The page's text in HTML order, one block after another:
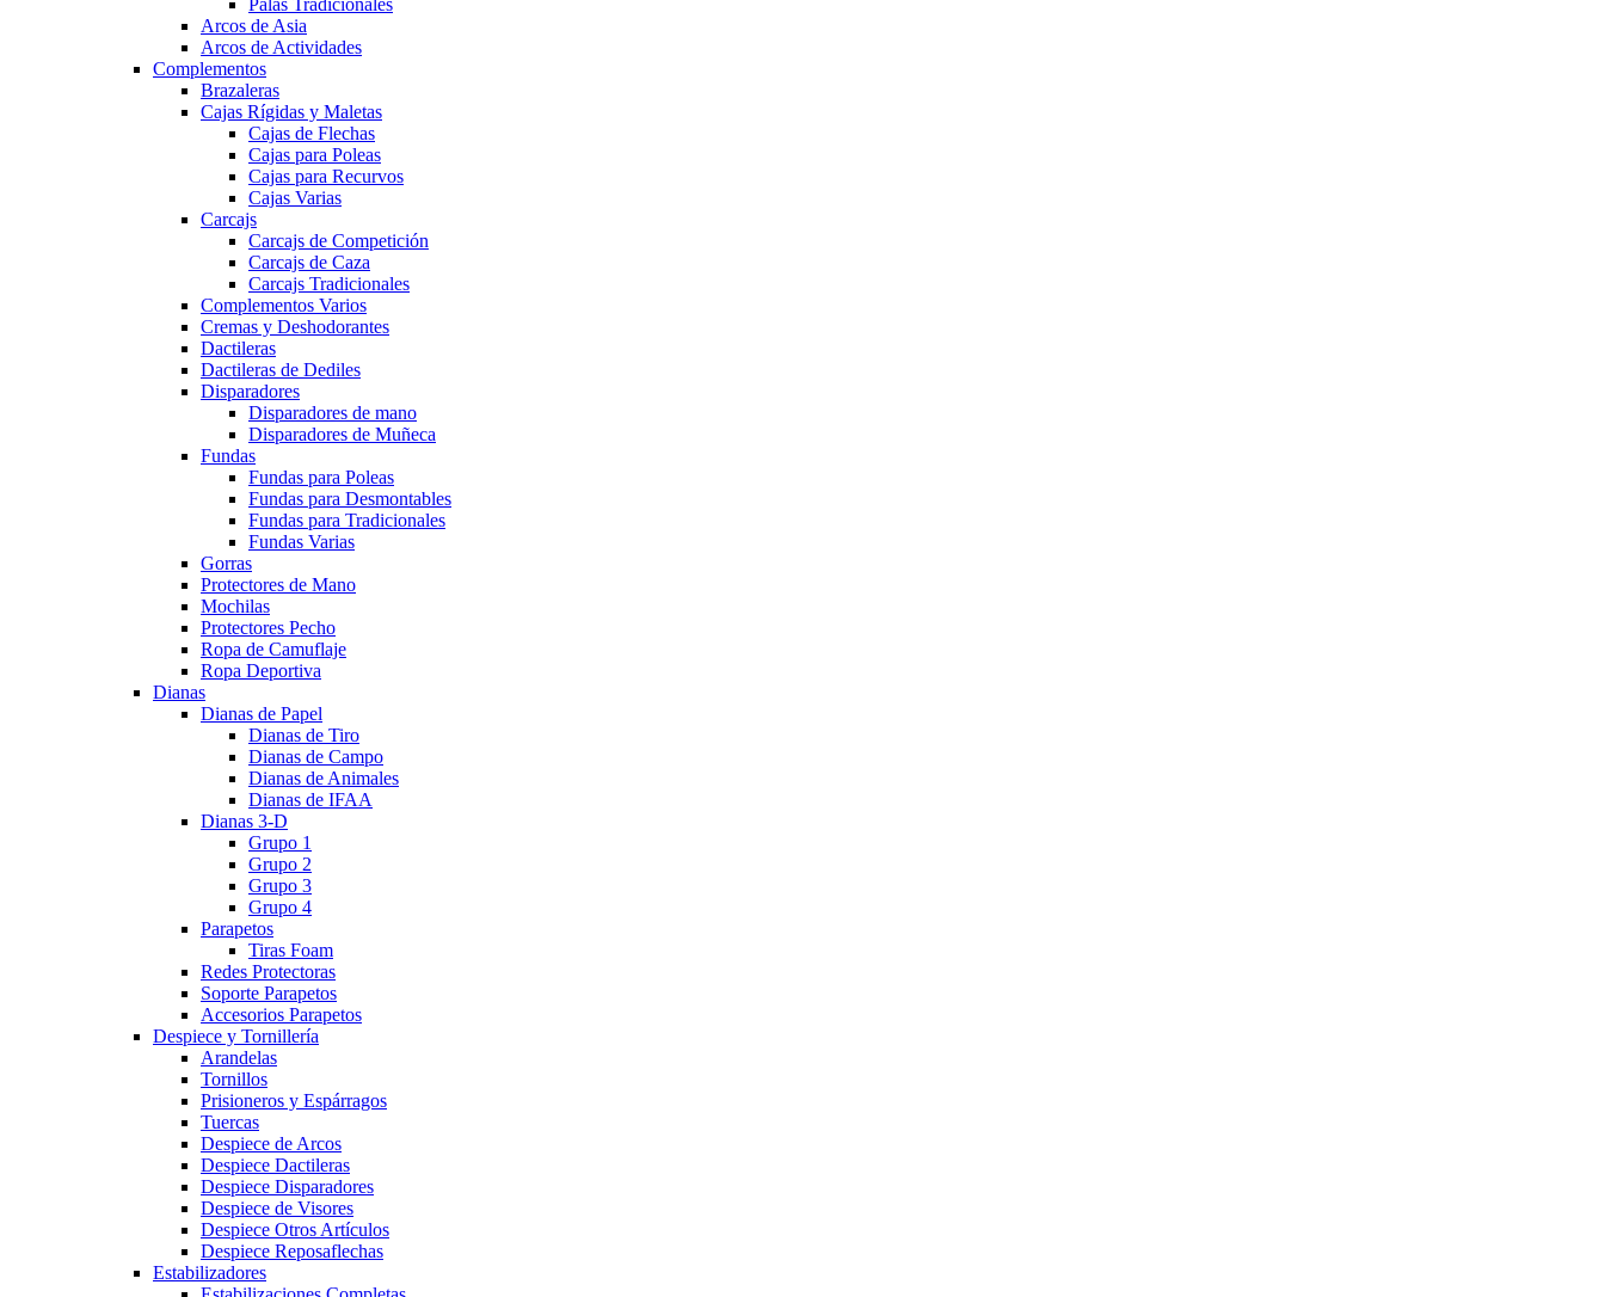
Palas Tradicionales
Arcos de Asia
Arcos de Actividades
Complementos
Brazaleras
Cajas Rígidas y Maletas
Cajas de Flechas
Cajas para Poleas
Cajas para Recurvos
Cajas Varias
Carcajs
Carcajs de Competición
Carcajs de Caza
Carcajs Tradicionales
Complementos Varios
Cremas y Deshodorantes
Dactileras
Dactileras de Dediles
Disparadores
Disparadores de mano
Disparadores de Muñeca
Fundas
Fundas para Poleas
Fundas para Desmontables
Fundas para Tradicionales
Fundas Varias
Gorras
Protectores de Mano
Mochilas
Protectores Pecho
Ropa de Camuflaje
Ropa Deportiva
Dianas
Dianas de Papel
Dianas de Tiro
Dianas de Campo
Dianas de Animales
Dianas de IFAA
Dianas 3-D
Grupo 1
Grupo 2
Grupo 3
Grupo 4
Parapetos
Tiras Foam
Redes Protectoras
Soporte Parapetos
Accesorios Parapetos
Despiece y Tornillería
Arandelas
Tornillos
Prisioneros y Espárragos
Tuercas
Despiece de Arcos
Despiece Dactileras
Despiece Disparadores
Despiece de Visores
Despiece Otros Artículos
Despiece Reposaflechas
Estabilizadores